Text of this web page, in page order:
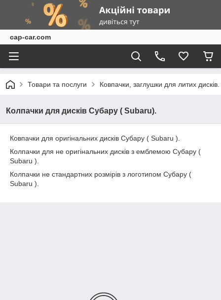
cap-car.com
Товари та послуги Ковпачки, заглушки для литих дисків.
Колпачки для дисків Субару ( Subaru).
Ковпачки для оригінальних дисків Субару ( Subaru ).
Колпачки для не оригінальних дисків з емблемою Субару (
Subaru ).
Колпачки не стандартних розмірів з логотипом Субару (
Subaru ).